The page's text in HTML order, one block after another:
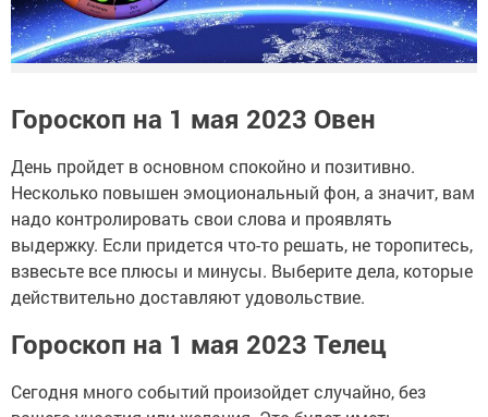
Гороскоп на 1 мая 2023 Овен
День пройдет в основном спокойно и позитивно.
Несколько повышен эмоциональный фон, а значит, вам
надо контролировать свои слова и проявлять
выдержку. Если придется что-то решать, не торопитесь,
взвесьте все плюсы и минусы. Выберите дела, которые
действительно доставляют удовольствие.
Гороскоп на 1 мая 2023 Телец
Сегодня много событий произойдет случайно, без